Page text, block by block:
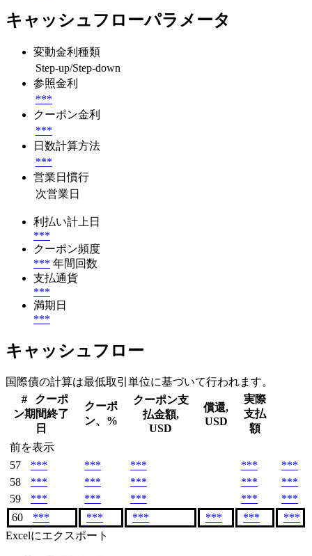
キャッシュフローパラメータ
変動金利種類
Step-up/Step-down
参照金利
***
クーポン金利
***
日数計算方法
***
営業日慣行
次営業日
利払い計上日
***
クーポン頻度
*** 年間回数
支払通貨
***
満期日
***
キャッシュフロー
国際債の計算は最低取引単位に基づいて行われます。
#
クーポ
ン期間終了
日
クーポ
ン、%
クーポン支
払金額,
USD
償還,
USD
実際
支払
額
前を表示
57
*** *** *** ***
***
58
*** *** *** ***
***
59
*** *** *** ***
***
60
*** *** *** *** ***
***
Excelにエクスポート